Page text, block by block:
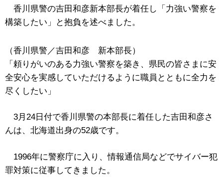
香川県警の吉田和彦新本部長が着任し「力強い警察を
構築したい」と抱負を述べました。
（香川県警／吉田和彦 新本部長）
「頼りがいのある力強い警察を築き、県民の皆さまに安
全安心を実感していただけるように職員とともに全力を
尽くしたい」
3月24日付で香川県警の本部長に着任した吉田和彦さ
んは、北海道出身の52歳です。
1996年に警察庁に入り、情報通信局などでサイバー犯
罪対策に従事してきました。